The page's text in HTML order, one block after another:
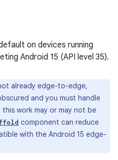
on devices running
Android 15 (API level 35).
already edge-to-edge,
and you must handle
work may or may not be
component can reduce
with the Android 15 edge-